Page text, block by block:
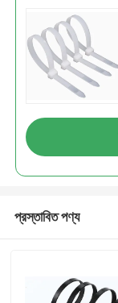
প্রস্তাবিত পণ্য